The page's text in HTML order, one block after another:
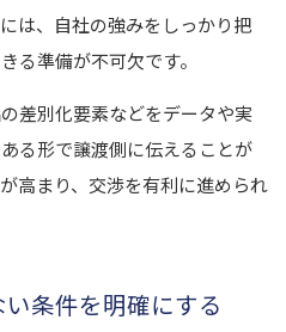
は、自社の強みをしっかり把
る準備が不可欠です。
差別化要素などをデータや実
る形で譲渡側に伝えることが
高まり、交渉を有利に進められ
条件を明確にする